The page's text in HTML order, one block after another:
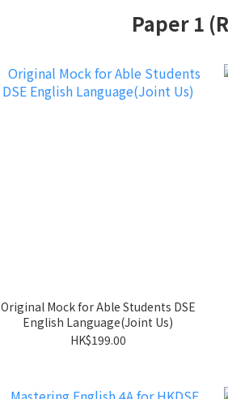
Paper 1
Original Mock for Able Students DSE
English Language(Joint Us)
HK$199.00